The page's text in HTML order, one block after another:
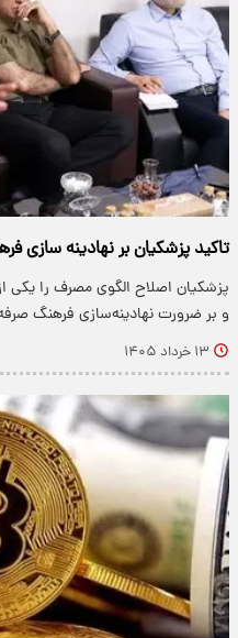
تاکید پزشکیان بر نهادینه
پزشکیان اصلاح الگوی مصرف را یکی
و بر ضرورت نهادینه‌سازی فرهنگ
۱۳ خرداد ۱۴۰۵